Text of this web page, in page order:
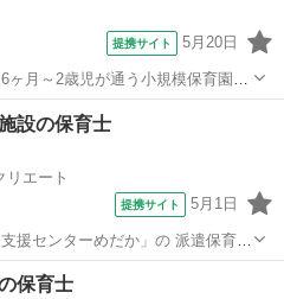
提携サイト 5月20日
月～2歳児が通う小規模保育園♪
園児の増員に伴
設の保育士
リエート
提携サイト 5月1日
援センターめだか」の 派遣保育士
の指導、言語訓練等を 一人ひとり
保育士